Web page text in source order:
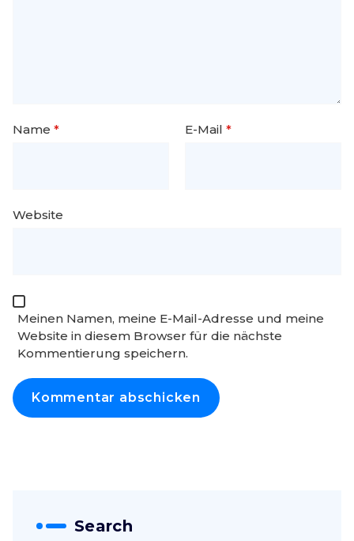
Name * E-Mail *
Website
Meinen Namen, meine E-Mail-Adresse und meine
Website in diesem Browser für die nächste
Kommentierung speichern.
Search